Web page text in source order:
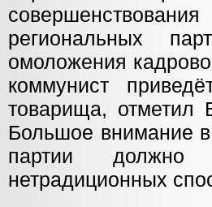
региональных
омоложения
коммунист
товарища, отметил
Большое внимание
партии должно
нетрадиционных